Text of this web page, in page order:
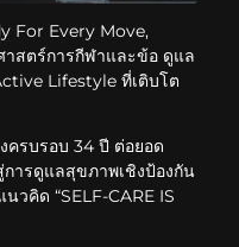
For Every Move,
าสตร์การกีฬาและข้อ ดูแล
Lifestyle ที่เติบโต
ครบรอบ 34 ปี ต่อยอด
ารดูแลสุขภาพเชิงป้องกัน
วคิด “SELF-CARE IS